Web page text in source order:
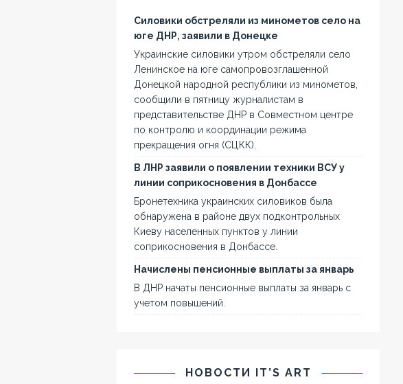
Силовики обстреляли из минометов село на
юге ДНР, заявили в Донецке
Украинские силовики утром обстреляли село
Ленинское на юге самопровозглашенной
Донецкой народной республики из минометов,
сообщили в пятницу журналистам в
представительстве ДНР в Совместном центре
по контролю и координации режима
прекращения огня (СЦКК).
В ЛНР заявили о появлении техники ВСУ у
линии соприкосновения в Донбассе
Бронетехника украинских силовиков была
обнаружена в районе двух подконтрольных
Киеву населенных пунктов у линии
соприкосновения в Донбассе.
Начислены пенсионные выплаты за январь
В ДНР начаты пенсионные выплаты за январь с
учетом повышений.
НОВОСТИ IT’S ART